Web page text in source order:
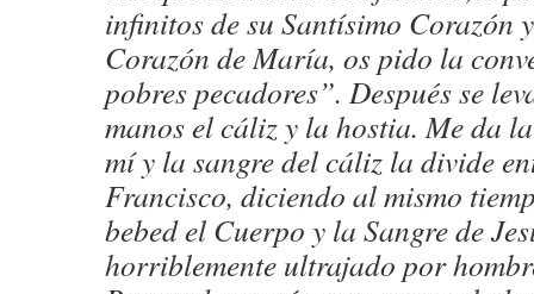
infinitos de su Santísimo Corazón
Corazón de María, os pido la
pobres pecadores”. Después se
manos el cáliz y la hostia. Me da
mí y la sangre del cáliz la divide
Francisco, diciendo al mismo
bebed el Cuerpo y la Sangre de
horriblemente ultrajado por